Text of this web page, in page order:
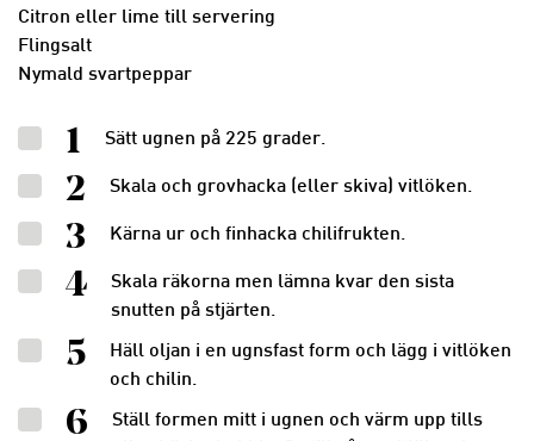
Citron eller lime till servering
Flingsalt
Nymald svartpeppar
1 Sätt ugnen på 225 grader.
2 Skala och grovhacka (eller skiva) vitlöken.
3 Kärna ur och finhacka chilifrukten.
4
Skala räkorna men lämna kvar den sista
snutten på stjärten.
5
Häll oljan i en ugnsfast form och lägg i vitlöken
och chilin.
6
Ställ formen mitt i ugnen och värm upp tills